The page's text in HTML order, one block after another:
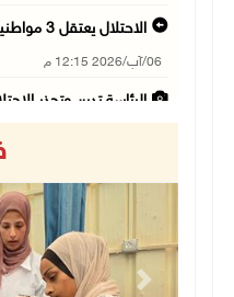
الاحتلال يعتقل 3 مواطنين من أريحا
06/آب/2026 12:15 م
الرئاسة تدين وتحذر
فتوح: العدوان على
06/آب/2026 11:45 ص
Next